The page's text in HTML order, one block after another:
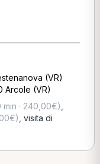
(VR)
Arcole (VR)
min · 240,00€)
visita di